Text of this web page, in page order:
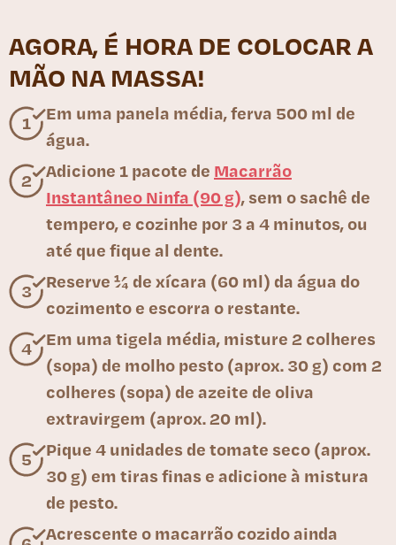
AGORA, É HORA DE COLOCAR A
MÃO NA MASSA!
Em uma panela média, ferva 500 ml de
água.
Adicione 1 pacote de Macarrão
Instantâneo Ninfa (90 g), sem o sachê de
tempero, e cozinhe por 3 a 4 minutos, ou
até que fique al dente.
Reserve ¼ de xícara (60 ml) da água do
cozimento e escorra o restante.
Em uma tigela média, misture 2 colheres
(sopa) de molho pesto (aprox. 30 g) com 2
colheres (sopa) de azeite de oliva
extravirgem (aprox. 20 ml).
Pique 4 unidades de tomate seco (aprox.
30 g) em tiras finas e adicione à mistura
de pesto.
Acrescente o macarrão cozido ainda